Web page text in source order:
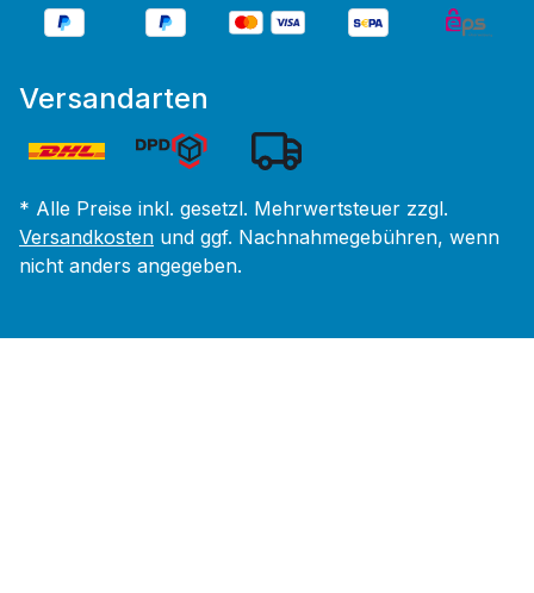
Versandarten
* Alle Preise inkl. gesetzl. Mehrwertsteuer zzgl.
Versandkosten und ggf. Nachnahmegebühren, wenn
nicht anders angegeben.